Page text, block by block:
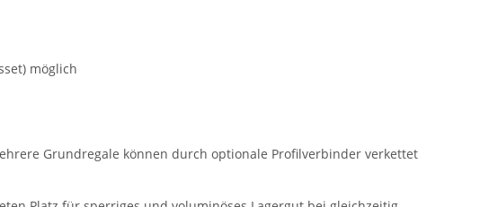
möglich
Grundregale können durch optionale Profilverbinder verkettet